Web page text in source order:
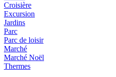
Croisière
Excursion
Jardins
Parc
Parc de loisir
Marché
Marché Noël
Thermes